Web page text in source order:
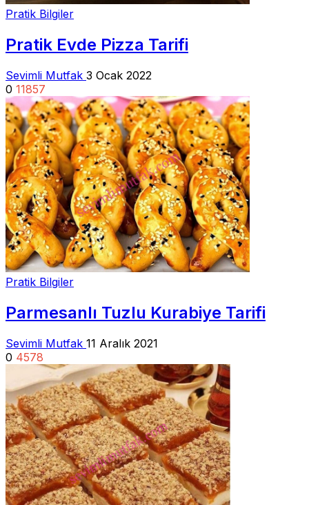
Pratik Bilgiler
Pratik Evde Pizza Tarifi
Sevimli Mutfak 3 Ocak 2022
0 11857
Pratik Bilgiler
Parmesanlı Tuzlu Kurabiye Tarifi
Sevimli Mutfak 11 Aralık 2021
0 4578